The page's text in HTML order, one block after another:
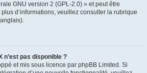
GNU version 2 (GPL-2.0) » et peut être
d’informations, veuillez consulter la rubrique
n’est pas disponible ?
et mis sous licence par phpBB Limited. Si